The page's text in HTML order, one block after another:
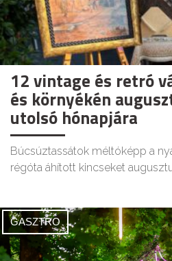
12 vintage és retró
és környékén
utolsó hónapjára
Búcsúztassátok méltóképp a
régóta áhított kincseket
GASZTRO